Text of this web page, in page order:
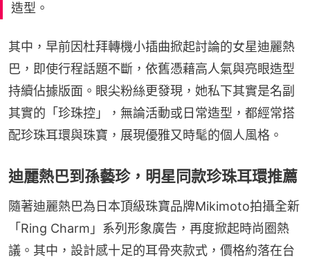
造型。
其中，早前因杜拜轉機小插曲掀起討論的女星迪麗熱
巴，即使行程話題不斷，依舊憑藉高人氣與亮眼造型
持續佔據版面。眼尖粉絲更發現，她私下其實是名副
其實的「珍珠控」，無論活動或日常造型，都經常搭
配珍珠耳環與珠寶，展現優雅又時髦的個人風格。
迪麗熱巴到孫藝珍，明星同款珍珠耳環推薦
隨著迪麗熱巴為日本頂級珠寶品牌Mikimoto拍攝全新
「Ring Charm」系列形象廣告，再度掀起時尚圈熱
議。其中，設計感十足的耳骨夾款式，價格約落在台